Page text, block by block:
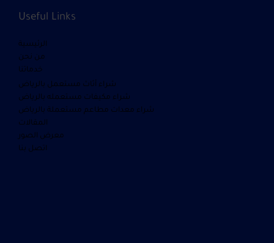
Useful Links
الرئيسية
من نحن
خدماتنا
شراء أثاث مستعمل بالرياض
شراء مكيفات مستعمله بالرياض
شراء معدات مطاعم مستعملة بالرياض
المقالات
معرض الصور
اتصل بنا